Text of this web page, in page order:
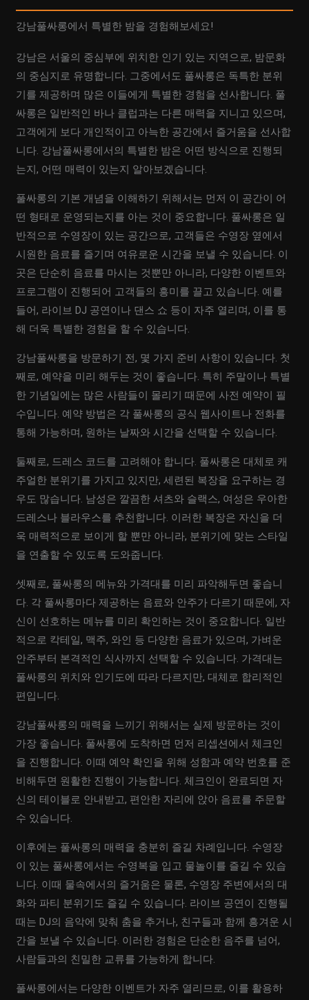
강남풀싸롱에서 특별한 밤을 경험해보세요!
강남은 서울의 중심부에 위치한 인기 있는 지역으로, 밤문화
의 중심지로 유명합니다. 그중에서도 풀싸롱은 독특한 분위
기를 제공하며 많은 이들에게 특별한 경험을 선사합니다. 풀
싸롱은 일반적인 바나 클럽과는 다른 매력을 지니고 있으며,
고객에게 보다 개인적이고 아늑한 공간에서 즐거움을 선사합
니다. 강남풀싸롱에서의 특별한 밤은 어떤 방식으로 진행되
는지, 어떤 매력이 있는지 알아보겠습니다.
풀싸롱의 기본 개념을 이해하기 위해서는 먼저 이 공간이 어
떤 형태로 운영되는지를 아는 것이 중요합니다. 풀싸롱은 일
반적으로 수영장이 있는 공간으로, 고객들은 수영장 옆에서
시원한 음료를 즐기며 여유로운 시간을 보낼 수 있습니다. 이
곳은 단순히 음료를 마시는 것뿐만 아니라, 다양한 이벤트와
프로그램이 진행되어 고객들의 흥미를 끌고 있습니다. 예를
들어, 라이브 DJ 공연이나 댄스 쇼 등이 자주 열리며, 이를 통
해 더욱 특별한 경험을 할 수 있습니다.
강남풀싸롱을 방문하기 전, 몇 가지 준비 사항이 있습니다. 첫
째로, 예약을 미리 해두는 것이 좋습니다. 특히 주말이나 특별
한 기념일에는 많은 사람들이 몰리기 때문에 사전 예약이 필
수입니다. 예약 방법은 각 풀싸롱의 공식 웹사이트나 전화를
통해 가능하며, 원하는 날짜와 시간을 선택할 수 있습니다.
둘째로, 드레스 코드를 고려해야 합니다. 풀싸롱은 대체로 캐
주얼한 분위기를 가지고 있지만, 세련된 복장을 요구하는 경
우도 많습니다. 남성은 깔끔한 셔츠와 슬랙스, 여성은 우아한
드레스나 블라우스를 추천합니다. 이러한 복장은 자신을 더
욱 매력적으로 보이게 할 뿐만 아니라, 분위기에 맞는 스타일
을 연출할 수 있도록 도와줍니다.
셋째로, 풀싸롱의 메뉴와 가격대를 미리 파악해두면 좋습니
다. 각 풀싸롱마다 제공하는 음료와 안주가 다르기 때문에, 자
신이 선호하는 메뉴를 미리 확인하는 것이 중요합니다. 일반
적으로 칵테일, 맥주, 와인 등 다양한 음료가 있으며, 가벼운
안주부터 본격적인 식사까지 선택할 수 있습니다. 가격대는
풀싸롱의 위치와 인기도에 따라 다르지만, 대체로 합리적인
편입니다.
강남풀싸롱의 매력을 느끼기 위해서는 실제 방문하는 것이
가장 좋습니다. 풀싸롱에 도착하면 먼저 리셉션에서 체크인
을 진행합니다. 이때 예약 확인을 위해 성함과 예약 번호를 준
비해두면 원활한 진행이 가능합니다. 체크인이 완료되면 자
신의 테이블로 안내받고, 편안한 자리에 앉아 음료를 주문할
수 있습니다.
이후에는 풀싸롱의 매력을 충분히 즐길 차례입니다. 수영장
이 있는 풀싸롱에서는 수영복을 입고 물놀이를 즐길 수 있습
니다. 이때 물속에서의 즐거움은 물론, 수영장 주변에서의 대
화와 파티 분위기도 즐길 수 있습니다. 라이브 공연이 진행될
때는 DJ의 음악에 맞춰 춤을 추거나, 친구들과 함께 흥겨운 시
간을 보낼 수 있습니다. 이러한 경험은 단순한 음주를 넘어,
사람들과의 친밀한 교류를 가능하게 합니다.
풀싸롱에서는 다양한 이벤트가 자주 열리므로, 이를 활용하